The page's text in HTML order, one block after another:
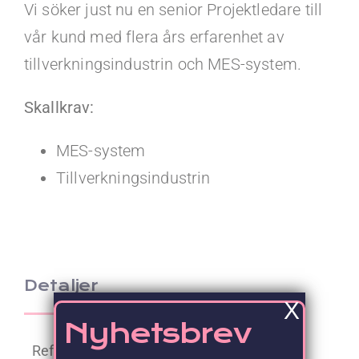
Faq
Vi söker just nu en senior Projektledare till
vår kund med flera års erfarenhet av
tillverkningsindustrin och MES-system.
Skallkrav:
MES-system
Tillverkningsindustrin
Detaljer
Referens: 43978
Nyhetsbrev
X